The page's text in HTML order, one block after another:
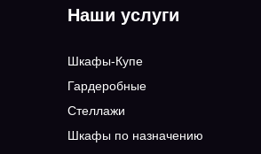
Наши услуги
Шкафы-Купе
Гардеробные
Стеллажи
Шкафы по назначению